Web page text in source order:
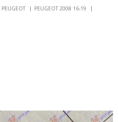
PEUGEOT
PEUGEOT 2008 16-19